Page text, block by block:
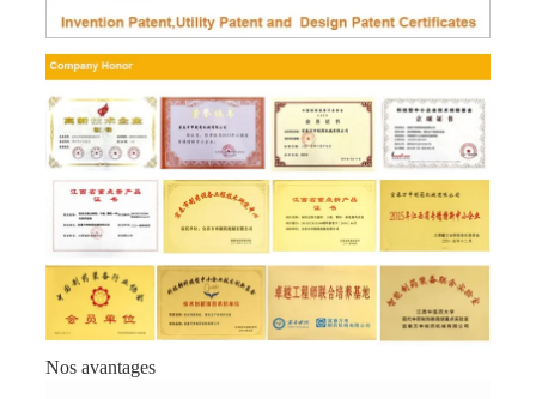
Nos avantages